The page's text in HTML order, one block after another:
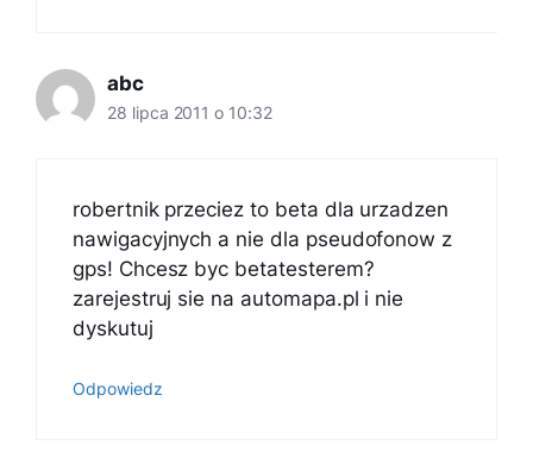
abc
28 lipca 2011 o 10:32
robertnik przeciez to beta dla urzadzen
nawigacyjnych a nie dla pseudofonow z
gps! Chcesz byc betatesterem?
zarejestruj sie na automapa.pl i nie
dyskutuj
Odpowiedz